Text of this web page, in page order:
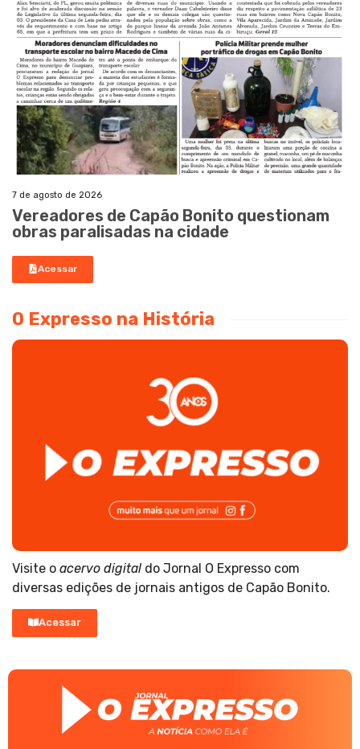
7 de agosto de 2026
Vereadores de Capão Bonito questionam
obras paralisadas na cidade
Acessar
O Expresso na História
Visite o acervo digital do Jornal O Expresso com
diversas edições de jornais antigos de Capão Bonito.
Acessar